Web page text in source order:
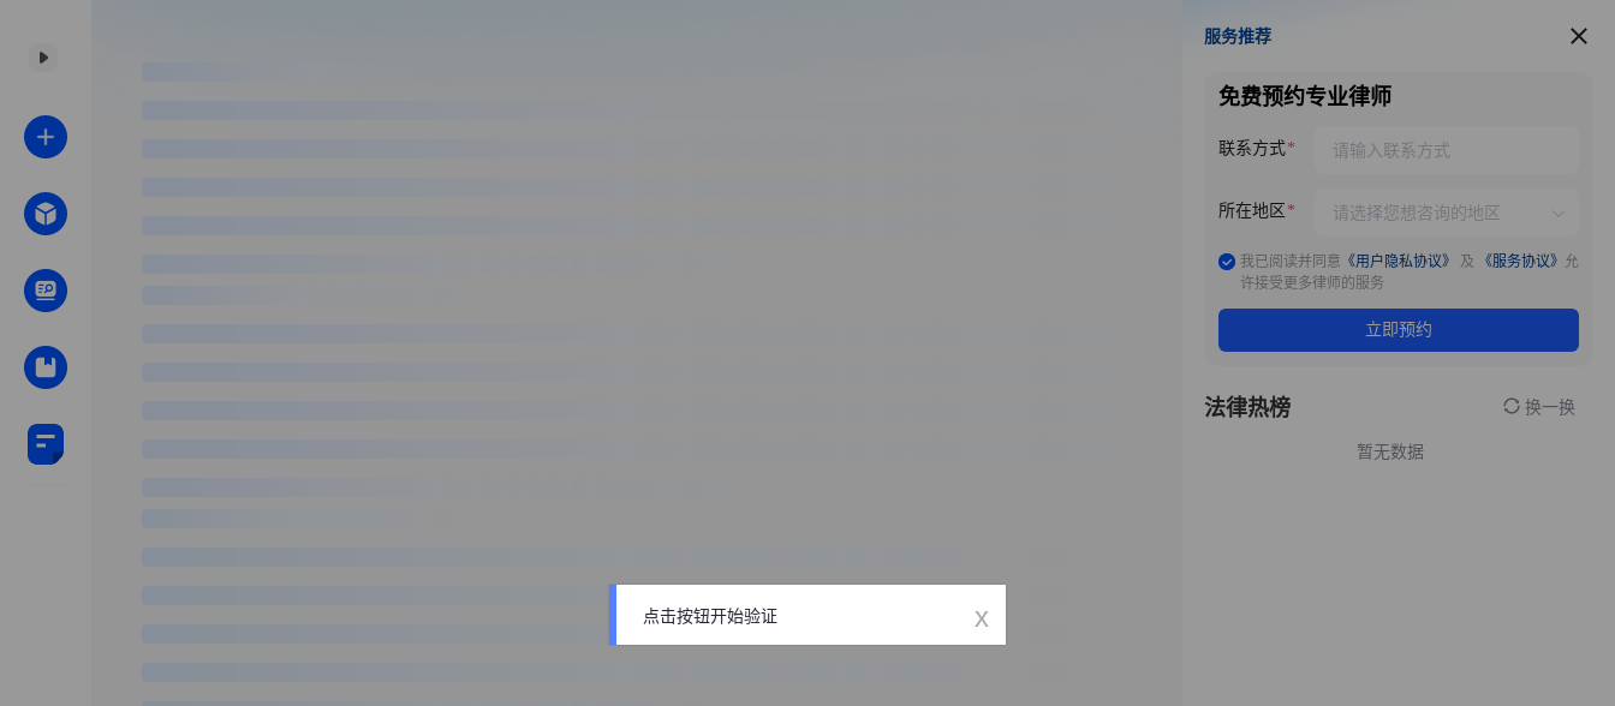
服务推荐
服务推荐
免费预约专业律师
联系方式
所在地区
我已阅读并同意 《用户隐私协议》 及 《服务协议》 允
许接受更多律师的服务
立即预约
法律热榜 换一换
暂无数据
点击按钮开始验证 x